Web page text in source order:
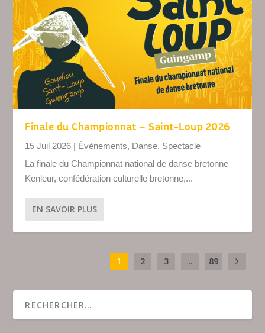
Finale du Championnat – Saint-Loup 2026
15 Juil 2026 | Événements, Danse, Spectacle
La finale du Championnat national de danse bretonne
Kenleur, confédération culturelle bretonne,...
EN SAVOIR PLUS
1 2 3 ... 89